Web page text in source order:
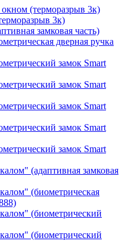
(терморазрыв 3к)
3к)
замковая часть)
дверная ручка
замок Smart
замок Smart
замок Smart
замок Smart
замок Smart
(адаптивная замковая
(биометрическая
(биометрический
(биометрический